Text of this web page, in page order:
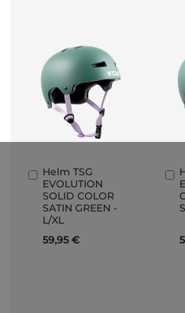
Helm TSG
EVOLUTION
SOLID COLOR
SATIN GREEN -
L/XL
59,95 €
In
den
Warenkorb